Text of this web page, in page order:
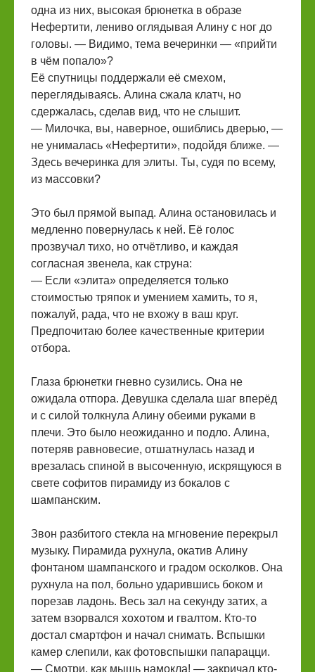
одна из них, высокая брюнетка в образе
Нефертити, лениво оглядывая Алину с ног до
головы. — Видимо, тема вечеринки — «прийти
в чём попало»?
Её спутницы поддержали её смехом,
переглядываясь. Алина сжала клатч, но
сдержалась, сделав вид, что не слышит.
— Милочка, вы, наверное, ошиблись дверью, —
не унималась «Нефертити», подойдя ближе. —
Здесь вечеринка для элиты. Ты, судя по всему,
из массовки?
Это был прямой выпад. Алина остановилась и
медленно повернулась к ней. Её голос
прозвучал тихо, но отчётливо, и каждая
согласная звенела, как струна:
— Если «элита» определяется только
стоимостью тряпок и умением хамить, то я,
пожалуй, рада, что не вхожу в ваш круг.
Предпочитаю более качественные критерии
отбора.
Глаза брюнетки гневно сузились. Она не
ожидала отпора. Девушка сделала шаг вперёд
и с силой толкнула Алину обеими руками в
плечи. Это было неожиданно и подло. Алина,
потеряв равновесие, отшатнулась назад и
врезалась спиной в высоченную, искрящуюся в
свете софитов пирамиду из бокалов с
шампанским.
Звон разбитого стекла на мгновение перекрыл
музыку. Пирамида рухнула, окатив Алину
фонтаном шампанского и градом осколков. Она
рухнула на пол, больно ударившись боком и
порезав ладонь. Весь зал на секунду затих, а
затем взорвался хохотом и гвалтом. Кто-то
достал смартфон и начал снимать. Вспышки
камер слепили, как фотовспышки папарацци.
— Смотри, как мышь намокла! — закричал кто-